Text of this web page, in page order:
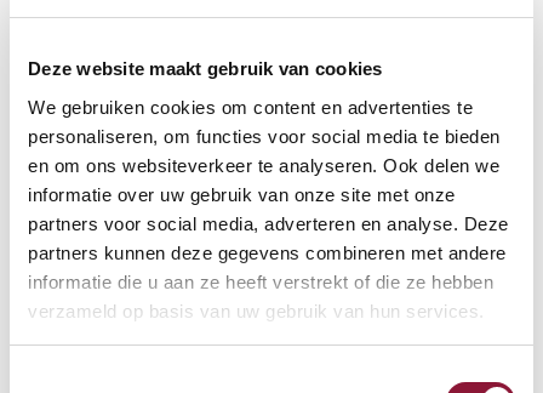
Deze website maakt gebruik van cookies
We gebruiken cookies om content en advertenties te
personaliseren, om functies voor social media te bieden
en om ons websiteverkeer te analyseren. Ook delen we
informatie over uw gebruik van onze site met onze
partners voor social media, adverteren en analyse. Deze
partners kunnen deze gegevens combineren met andere
informatie die u aan ze heeft verstrekt of die ze hebben
verzameld op basis van uw gebruik van hun services.
GASFEDERHÖHE
BODENKONTAKT
FUSSRING ?